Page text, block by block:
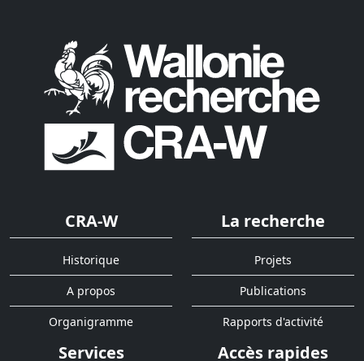
CRA-W
Historique
A propos
Organigramme
La recherche
Projets
Publications
Rapports d'activité
Services Accès rapides